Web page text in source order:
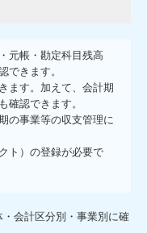
元帳・勘定科目残高
できます。
ます。加えて、会計期
確認できます。
の事業等の収支管理に
ト）の登録が必要で